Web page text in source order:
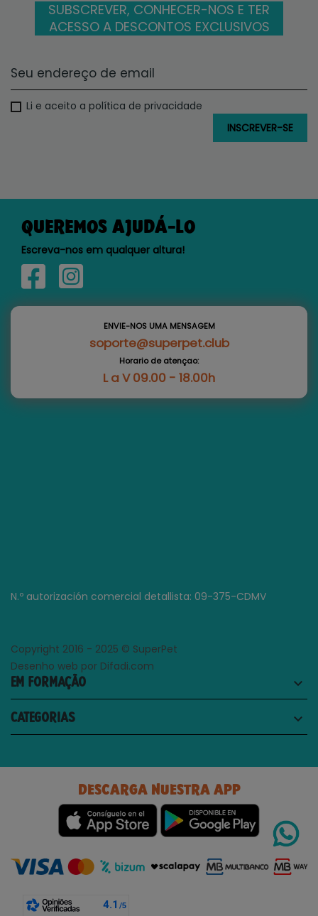
SUBSCREVER, CONHECER-NOS E TER
ACESSO A DESCONTOS EXCLUSIVOS
Li e aceito a política de privacidade
QUEREMOS AJUDÁ-LO
Escreva-nos em qualquer altura!
ENVIE-NOS UMA MENSAGEM
soporte@superpet.club
Horario de atençao:
L a V 09.00 - 18.00h
N.º autorización comercial detallista: 09-375-CDMV
Copyright 2016 - 2025 © SuperPet
Desenho web por Difadi.com
EM FORMAÇÃO keyboard_arrow_down
CATEGORIAS keyboard_arrow_down
DESCARGA NUESTRA APP